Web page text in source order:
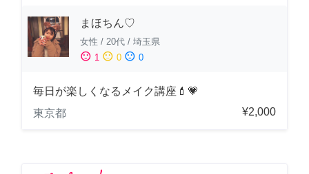
まほちん♡
女性 / 20代 / 埼玉県
sentiment_satisfied 1 sentiment_neutral 0 sentiment_dissatisfied 0
毎日が楽しくなるメイク講座💄💗
東京都
¥2,000